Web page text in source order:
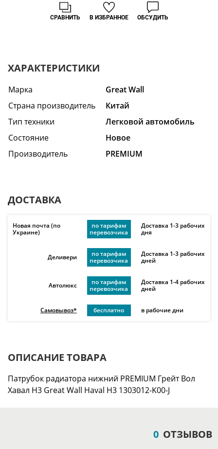
В ИЗБРАННОЕ
СРАВНИТЬ ОБСУДИТЬ
ХАРАКТЕРИСТИКИ
Марка
Great Wall
Страна производитель
Китай
Тип техники
Легковой автомобиль
Состояние
Hовое
Производитель
PREMIUM
ДОСТАВКА
Новая почта (по
Украине)
по тарифам
перевозчика
Доставка 1-3 рабочих
дня
Деливери
по тарифам
перевозчика
Доставка 1-3 рабочих
дней
Автолюкс
по тарифам
перевозчика
Доставка 1-4 рабочих
дней
Самовывоз* бесплатно в рабочие дни
ОПИСАНИЕ ТОВАРА
Патрубок радиатора нижний PREMIUM Грейт Вол
Хавал Н3 Great Wall Haval H3 1303012-K00-J
0 ОТЗЫВОВ